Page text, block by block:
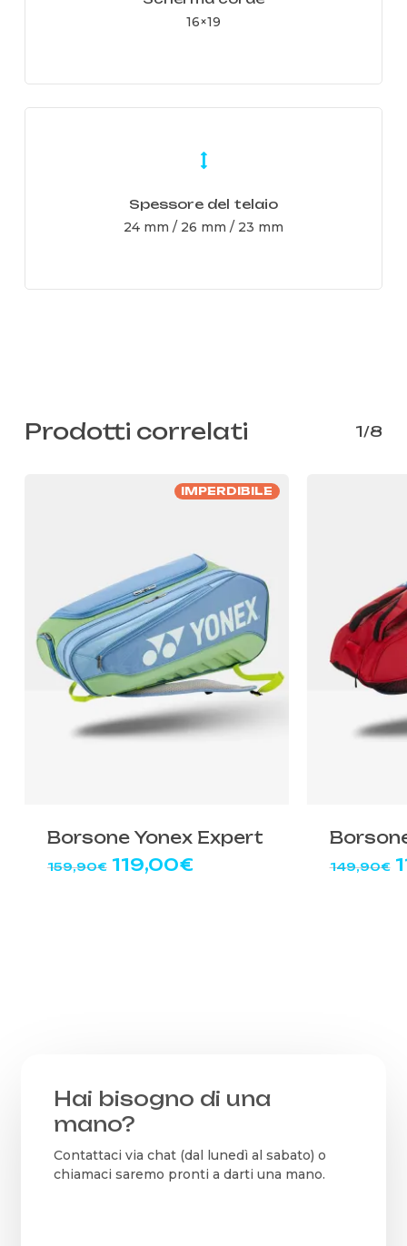
16×19
Spessore del telaio
24 mm / 26 mm / 23 mm
Prodotti correlati 1/8
IMPERDIBILE
Borsone Yonex Expert
159,90€ Il
119,00€Il
149,90€ Il
Hai bisogno di una
mano?
Contattaci via chat (dal lunedì al sabato) o
chiamaci saremo pronti a darti una mano.